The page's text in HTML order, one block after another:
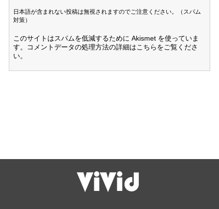
日本語が含まれない投稿は無視されますのでご注意ください。（スパム
対策）
このサイトはスパムを低減するために Akismet を使っていま
す。
コメントデータの処理方法の詳細はこちらをご覧くださ
い。